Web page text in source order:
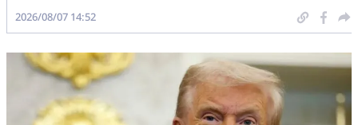
2026/08/07 14:52